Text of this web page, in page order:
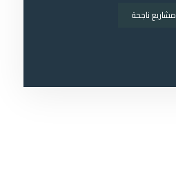
مشاريع ناجحة